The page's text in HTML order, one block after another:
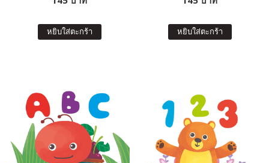
หยิบใส่ตะกร้า หยิบใส่ตะกร้า